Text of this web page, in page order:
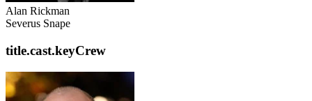
Alan Rickman
Severus Snape
title.cast.keyCrew